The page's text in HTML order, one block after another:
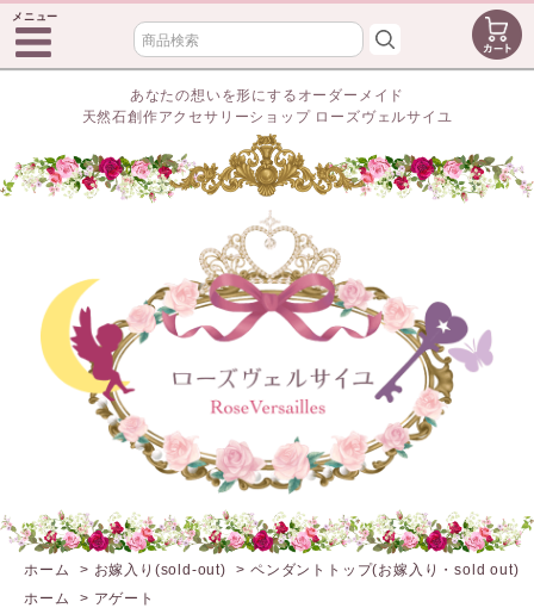
メニュー
あなたの想いを形にするオーダーメイド
天然石創作アクセサリーショップ ローズヴェルサイユ
ホーム > お嫁入り(sold-out) >ペンダントトップ(お嫁入り・sold out)
ホーム
> アゲート